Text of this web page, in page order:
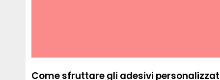
Come sfruttare gli adesivi